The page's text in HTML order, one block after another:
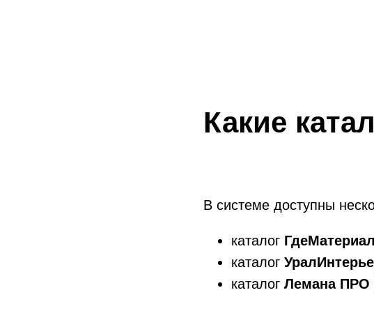
Какие
В системе доступны
каталог ГдеМатериал
каталог
каталог Лемана ПРО